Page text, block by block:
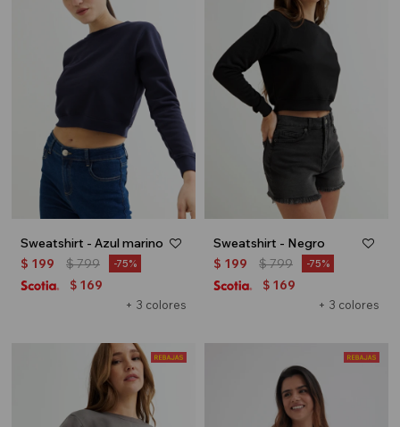
Sweatshirt - Azul marino
+ 3 colores
$ 199 $799 75
$ 169
Sweatshirt - Negro
+ 3 colores
$ 199 $799 75
$ 169